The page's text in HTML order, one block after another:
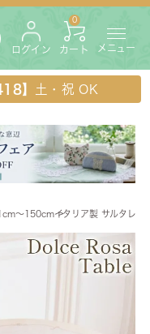
ログイン カート
0
メニュー
】 土・祝 OK
～150cmイタリア製 サルタレッ